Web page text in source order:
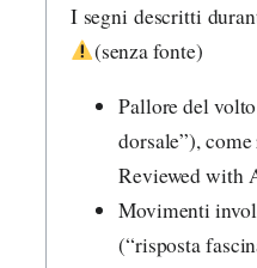
I segni descritti
(senza fonte)
Pallore del
dorsale”),
Reviewed with
Movimenti
(“risposta